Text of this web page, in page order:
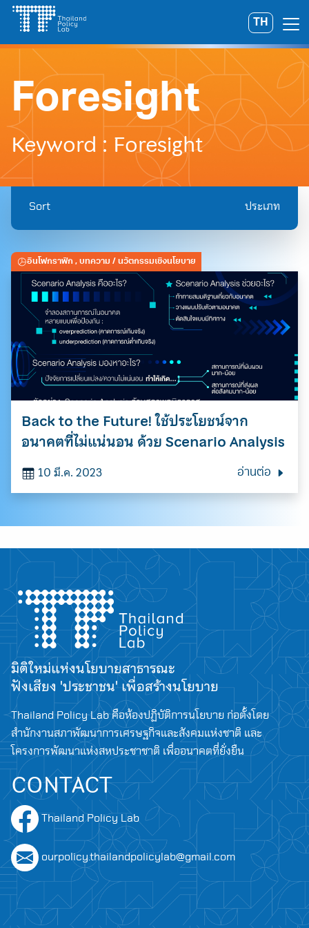
Skip
content
TH
A A
Search
for:
Search
for:
Foresight
Keyword : Foresight
Sort ประเภท
อินโฟกราฟิก , บทความ / นวัตกรรมเชิงนโยบาย
Back to the Future! ใช้ประโยชน์จาก
อนาคตที่ไม่แน่นอน ด้วย Scenario Analysis
10 มี.ค. 2023 อ่านต่อ
มิติใหม่แห่งนโยบายสาธารณะ
ฟังเสียง 'ประชาชน' เพื่อสร้างนโยบาย
Thailand Policy Lab คือห้องปฏิบัติการนโยบาย ก่อตั้งโดย
สำนักงานสภาพัฒนาการเศรษฐกิจและสังคมแห่งชาติ และ
โครงการพัฒนาแห่งสหประชาชาติ เพื่ออนาคตที่ยั่งยืน
CONTACT
Thailand Policy Lab
ourpolicy.thailandpolicylab@gmail.com